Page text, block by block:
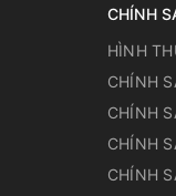
CHÍNH
HÌNH
CHÍNH
CHÍNH
CHÍNH
CHÍNH